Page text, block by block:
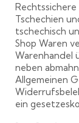
Tschechien
tschechisch
Shop Waren
Warenhandel
neben
Allgemeinen
ein